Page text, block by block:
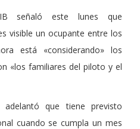
señaló este lunes que
visible un ocupante entre los
está «considerando» los
«los familiares del piloto y el
adelantó que tiene previsto
cuando se cumpla un mes